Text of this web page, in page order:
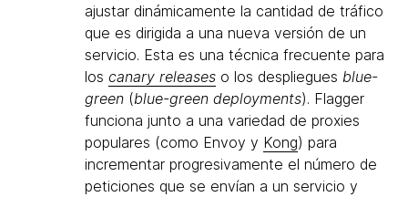
ajustar dinámicamente la cantidad de tráfico
que es dirigida a una nueva versión de un
servicio. Esta es una técnica frecuente para
los canary releases o los despliegues blue-
green (blue-green deployments). Flagger
funciona junto a una variedad de proxies
populares (como Envoy y Kong) para
incrementar progresivamente el número de
peticiones que se envían a un servicio y